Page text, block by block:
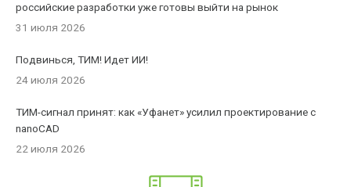
российские разработки уже готовы выйти на рынок
31 июля 2026
Подвинься, ТИМ! Идет ИИ!
24 июля 2026
ТИМ-сигнал принят: как «Уфанет» усилил проектирование с
nanoCAD
22 июля 2026